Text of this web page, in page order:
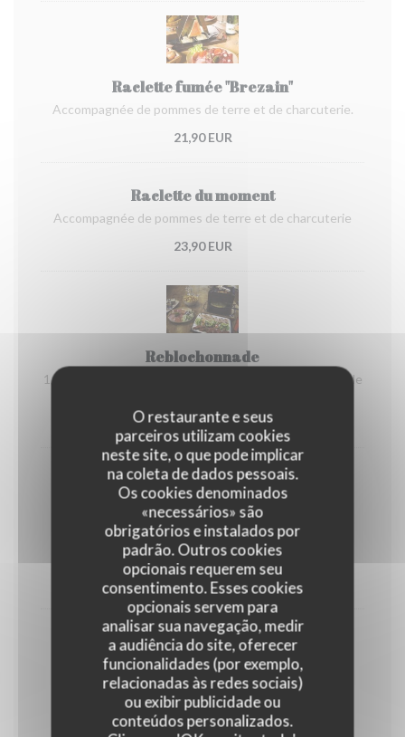
O restaurante e seus
parceiros utilizam cookies
neste site, o que pode implicar
na coleta de dados pessoais.
Os cookies denominados
«necessários» são
obrigatórios e instalados por
padrão. Outros cookies
opcionais requerem seu
consentimento. Esses cookies
opcionais servem para
analisar sua navegação, medir
a audiência do site, oferecer
funcionalidades (por exemplo,
relacionadas às redes sociais)
ou exibir publicidade ou
conteúdos personalizados.
Raclette fumée "Brezain"
Accompagnée de pommes de terre et de charcuterie.
21,90 EUR
Raclette du moment
Accompagnée de pommes de terre et de charcuterie
23,90 EUR
Reblochonnade
1/2 Reblochon à faire fondre soi-même Accompagnée de
23,50 EUR
Brasérade
Viandes de bœuf et de volaille à cuire soi-même
23,50 EUR
Potence
Viande de bœuf flambée au whisky, sur table
Accompagnée de son gratin savoyard.